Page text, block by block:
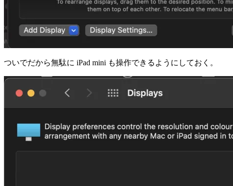
ついでだから無駄に iPad mini も操作できるようにしておく。